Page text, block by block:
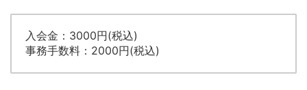
入会金：3000円(税込)
事務手数料：2000円(税込)